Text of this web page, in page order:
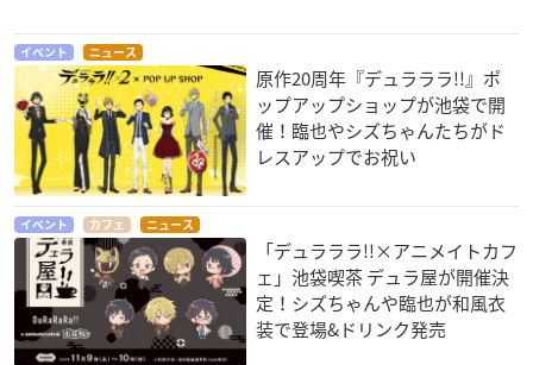
イベント ニュース
原作20周年『デュラララ!!』ポ
ップアップショップが池袋で開
催！臨也やシズちゃんたちがド
レスアップでお祝い
イベント カフェ ニュース
「デュラララ!!×アニメイトカフ
ェ」池袋喫茶 デュラ屋が開催決
定！シズちゃんや臨也が和風衣
装で登場&ドリンク発売